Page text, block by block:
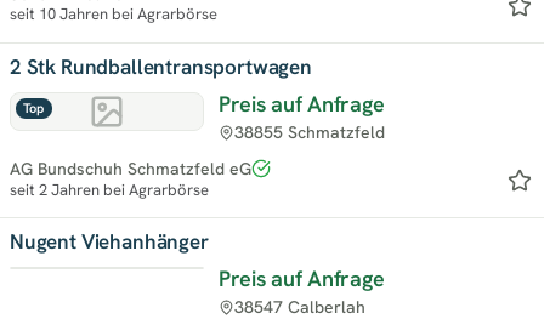
seit 10 Jahren bei Agrarbörse
Top
2 Stk Rundballentransportwagen
Preis auf Anfrage
38855 Schmatzfeld
AG Bundschuh Schmatzfeld eG
seit 2 Jahren bei Agrarbörse
Nugent Viehanhänger
Preis auf Anfrage
38547 Calberlah